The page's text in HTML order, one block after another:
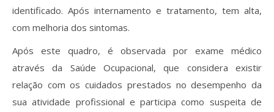
identificado. Após internamento e tratamento, tem alta,
com melhoria dos sintomas.
Após este quadro, é observada por exame médico
através da Saúde Ocupacional, que considera existir
relação com os cuidados prestados no desempenho da
sua atividade profissional e participa como suspeita de